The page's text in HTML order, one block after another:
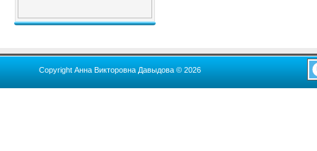
Copyright Анна Викторовна Давыдова © 2026